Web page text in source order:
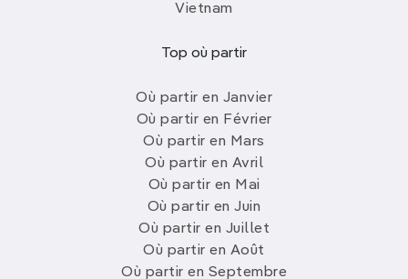
Vietnam
Top où partir
Où partir en Janvier
Où partir en Février
Où partir en Mars
Où partir en Avril
Où partir en Mai
Où partir en Juin
Où partir en Juillet
Où partir en Août
Où partir en Septembre